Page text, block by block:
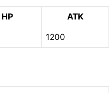
HP ATK
1200